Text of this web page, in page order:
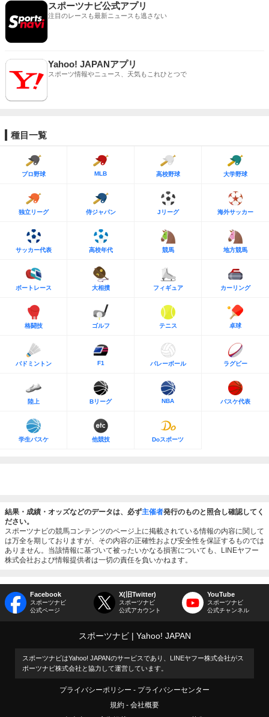
スポーツナビ公式アプリ
注目のレースも最新ニュースも逃さない
Yahoo! JAPANアプリ
スポーツ情報やニュース、天気もこれひとつで
種目一覧
プロ野球 MLB 高校野球 大学野球
独立リーグ 侍ジャパン Jリーグ 海外サッカー
サッカー代表 高校年代 競馬 地方競馬
ボートレース 大相撲 フィギュア カーリング
格闘技 ゴルフ テニス 卓球
バドミントン F1 バレーボール ラグビー
陸上 Bリーグ NBA バスケ代表
学生バスケ 他競技 Doスポーツ
結果・成績・オッズなどのデータは、必ず主催者発行のものと照合し確認してく
ださい。
スポーツナビの競馬コンテンツのページ上に掲載されている情報の内容に関して
は万全を期しておりますが、その内容の正確性および安全性を保証するものでは
ありません。当該情報に基づいて被ったいかなる損害についても、LINEヤフー
株式会社および情報提供者は一切の責任を負いかねます。
Facebook
スポーツナビ
公式ページ
X(旧Twitter)
スポーツナビ
公式アカウント
YouTube
スポーツナビ
公式チャンネル
スポーツナビ Yahoo! JAPAN
スポーツナビはYahoo! JAPANのサービスであり、LINEヤフー株式会社がス
ポーツナビ株式会社と協力して運営しています。
プライバシーポリシー
プライバシーセンター
規約
会社概要